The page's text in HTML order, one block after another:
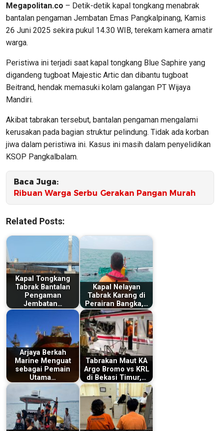
Megapolitan.co – Detik-detik kapal tongkang menabrak
bantalan pengaman Jembatan Emas Pangkalpinang, Kamis
26 Juni 2025 sekira pukul 14.30 WIB, terekam kamera amatir
warga.
Peristiwa ini terjadi saat kapal tongkang Blue Saphire yang
digandeng tugboat Majestic Artic dan dibantu tugboat
Beitrand, hendak memasuki kolam galangan PT Wijaya
Mandiri.
Akibat tabrakan tersebut, bantalan pengaman mengalami
kerusakan pada bagian struktur pelindung. Tidak ada korban
jiwa dalam peristiwa ini. Kasus ini masih dalam penyelidikan
KSOP Pangkalbalam.
Baca Juga:
Ribuan Warga Serbu Gerakan Pangan Murah
Related Posts:
Kapal Tongkang
Tabrak Bantalan
Pengaman
Jembatan…
Kapal Nelayan
Tabrak Karang di
Perairan Bangka,…
Arjaya Berkah
Marine Menguat
sebagai Pemain
Utama…
Tabrakan Maut KA
Argo Bromo vs KRL
di Bekasi Timur,…